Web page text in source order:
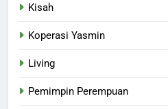
Kisah
Koperasi Yasmin
Living
Pemimpin Perempuan